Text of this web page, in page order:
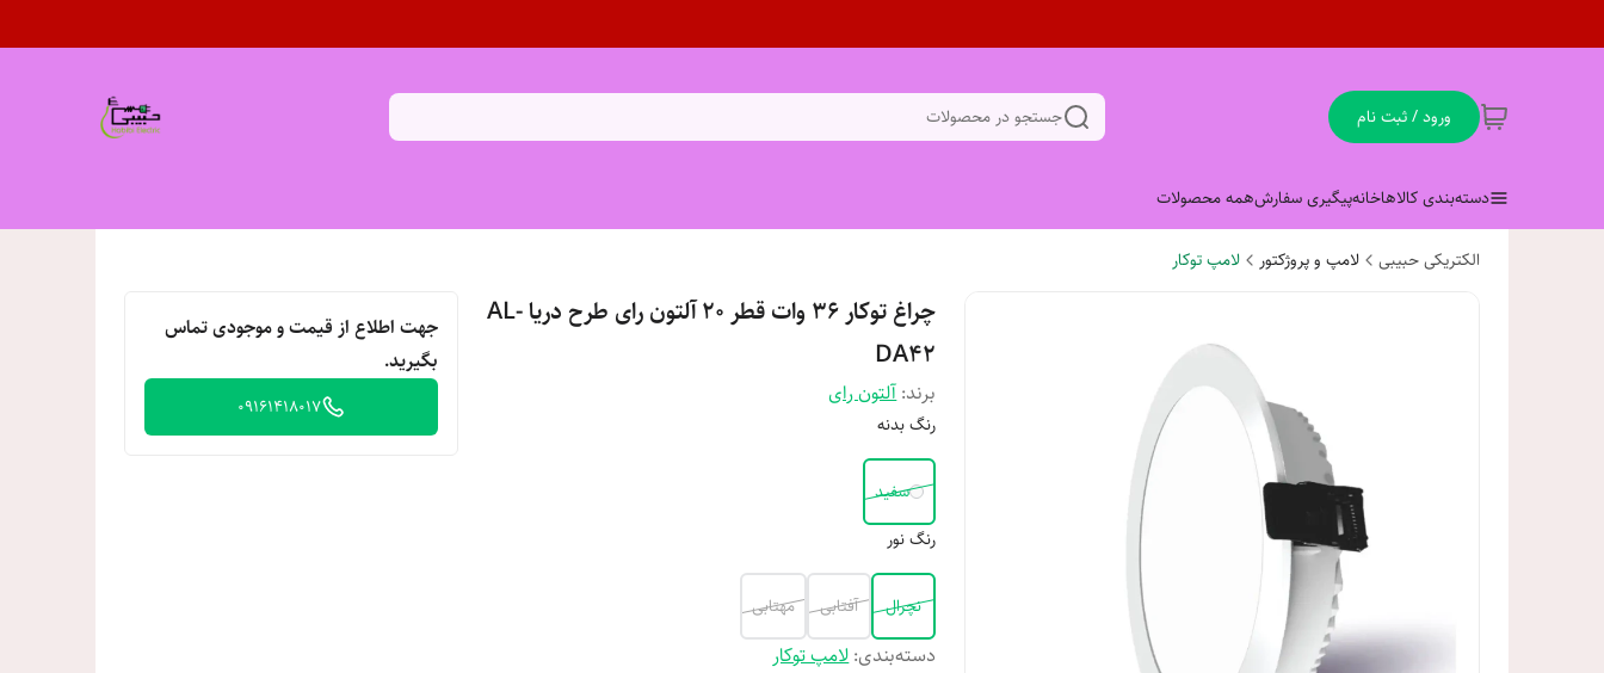
ورود / ثبت نام جستجو در محصولات
دسته‌بندی کالاهاخانهپیگیری سفارشهمه محصولات
الکتریکی حبیبی لامپ و پروژکتور لامپ توکار
چراغ توکار 36 وات قطر 20 آلتون رای طرح دریا AL-
DA42
برند:آلتون رای
رنگ بدنه
سفید
رنگ نور
نچرال آفتابی مهتابی
دسته‌بندی:لامپ توکار
جهت اطلاع از قیمت و موجودی تماس
بگیرید.
09161418017